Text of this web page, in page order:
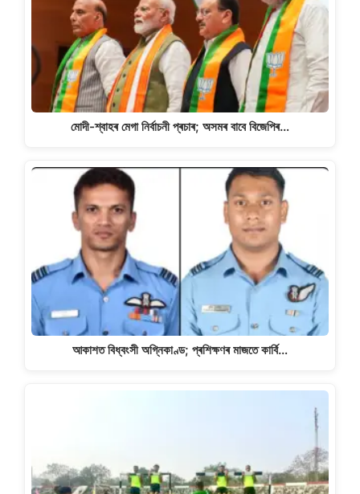
মোদী-শ্বাহৰ মেগা নিৰ্বাচনী প্ৰচাৰ; অসমৰ বাবে বিজেপিৰ…
আকাশত বিধ্বংসী অগ্নিকাণ্ড; প্ৰশিক্ষণৰ মাজতে কাৰ্বি…